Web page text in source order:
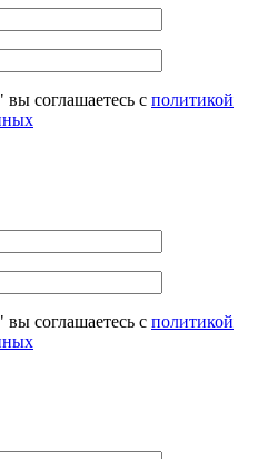
соглашаетесь с политикой
соглашаетесь с политикой